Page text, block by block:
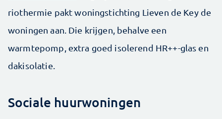
riothermie pakt woningstichting Lieven de Key de
woningen aan. Die krijgen, behalve een
warmtepomp, extra goed isolerend HR++-glas en
dakisolatie.
Sociale huurwoningen